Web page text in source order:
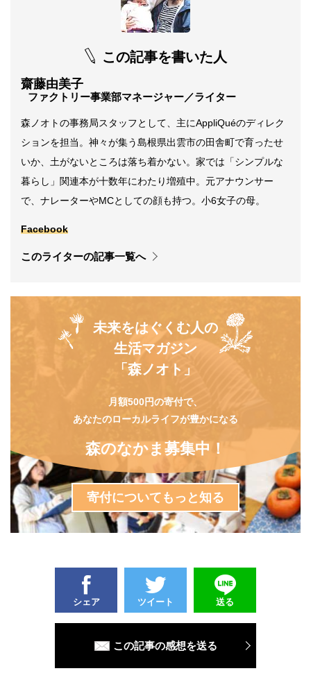
この記事を書いた人
齋藤由美子
ファクトリー事業部マネージャー／ライター
森ノオトの事務局スタッフとして、主にAppliQuéのディレク
ションを担当。神々が集う島根県出雲市の田舎町で育ったせ
いか、土がないところは落ち着かない。家では「シンプルな
暮らし」関連本が十数年にわたり増殖中。元アナウンサー
で、ナレーターやMCとしての顔も持つ。小6女子の母。
Facebook
このライターの記事一覧へ
未来をはぐくむ人の
生活マガジン
「森ノオト」
月額500円の寄付で、
あなたのローカルライフが豊かになる
森のなかま募集中！
寄付についてもっと知る
シェア ツイート 送る
この記事の感想を送る